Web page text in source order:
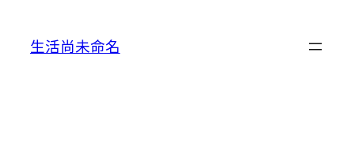
生活尚未命名